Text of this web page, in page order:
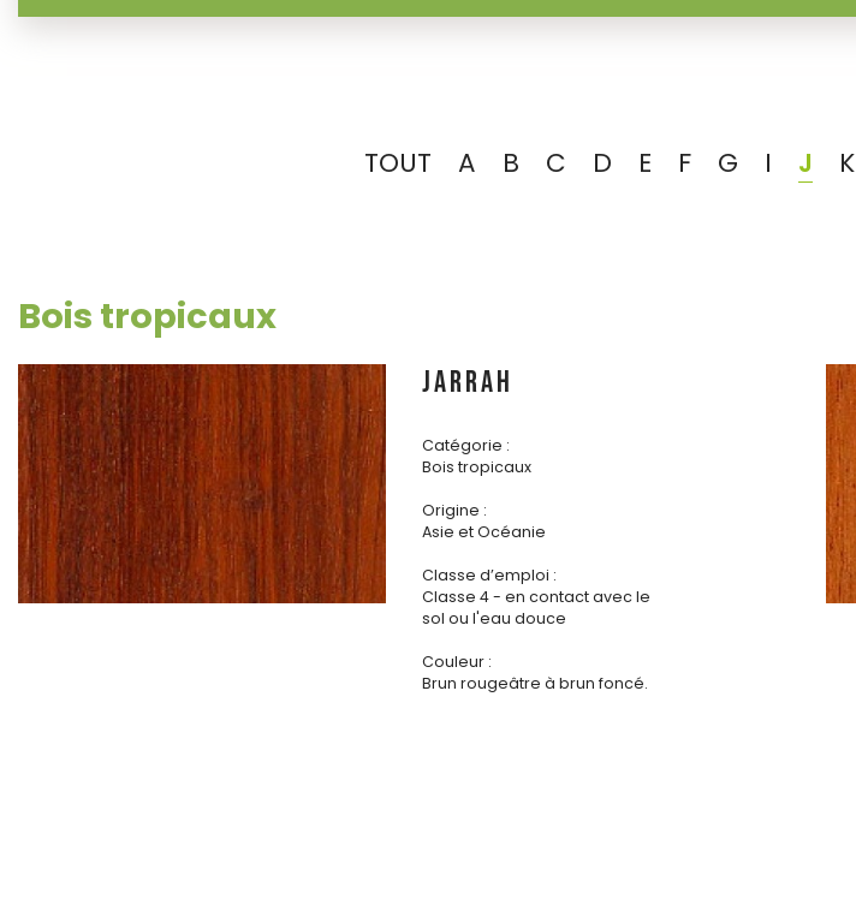
TOUT A B C D E F G I J K
Bois tropicaux
JARRAH
Catégorie :
Bois tropicaux
Origine :
Asie et Océanie
Classe d’emploi :
Classe 4 - en contact avec le
sol ou l'eau douce
Couleur :
Brun rougeâtre à brun foncé.